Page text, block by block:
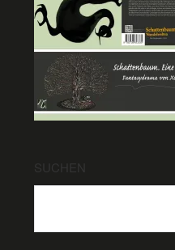
SUCHEN